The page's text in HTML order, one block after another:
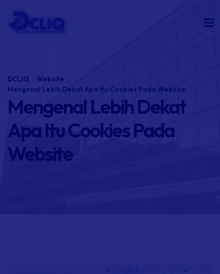
DCLIQ
Website
Mengenal Lebih Dekat Apa Itu Cookies Pada Website
Mengenal Lebih Dekat
Apa Itu Cookies Pada
Website